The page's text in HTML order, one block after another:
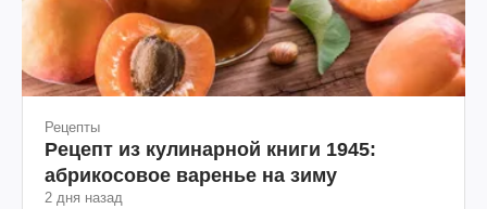
Рецепты
Рецепт из кулинарной книги 1945:
абрикосовое варенье на зиму
2 дня назад